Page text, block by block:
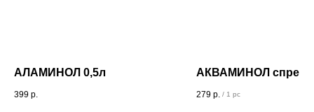
АЛАМИНОЛ 0,5л
399 р.
АКВАМИНОЛ спрей
279 р. / 1 pc